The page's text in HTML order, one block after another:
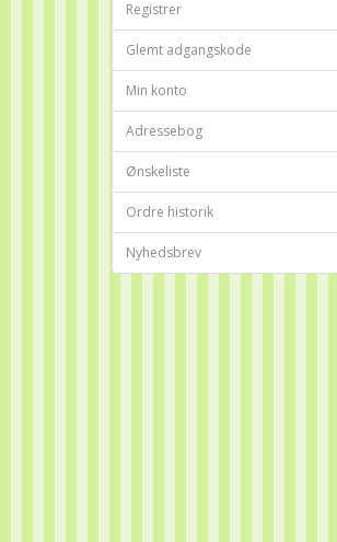
Registrer
Glemt adgangskode
Min konto
Adressebog
Ønskeliste
Ordre historik
Nyhedsbrev